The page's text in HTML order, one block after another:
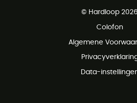
Gratis retourneren binnen 100 dagen
© Hardloop 2026
Colofon
Algemene
Data-